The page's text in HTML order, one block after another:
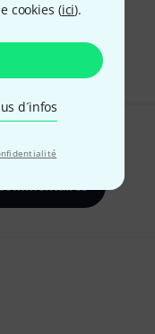
cookies (ici).
d´infos
€
comprise
voyez ?